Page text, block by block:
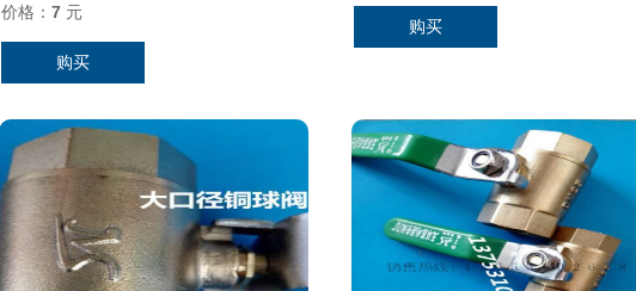
价格： 7 元
购买
购买